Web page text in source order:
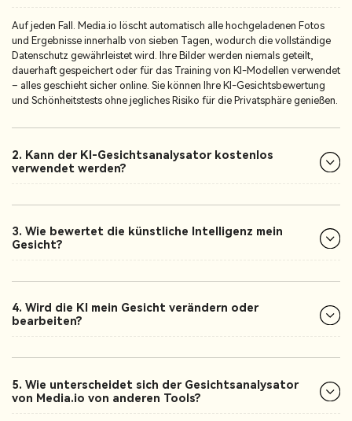
Auf jeden Fall. Media.io löscht automatisch alle hochgeladenen Fotos
und Ergebnisse innerhalb von sieben Tagen, wodurch die vollständige
Datenschutz gewährleistet wird. Ihre Bilder werden niemals geteilt,
dauerhaft gespeichert oder für das Training von KI-Modellen verwendet
– alles geschieht sicher online. Sie können Ihre KI-Gesichtsbewertung
und Schönheitstests ohne jegliches Risiko für die Privatsphäre genießen.
2. Kann der KI-Gesichtsanalysator kostenlos
verwendet werden?
3. Wie bewertet die künstliche Intelligenz mein
Gesicht?
4. Wird die KI mein Gesicht verändern oder
bearbeiten?
5. Wie unterscheidet sich der Gesichtsanalysator
von Media.io von anderen Tools?